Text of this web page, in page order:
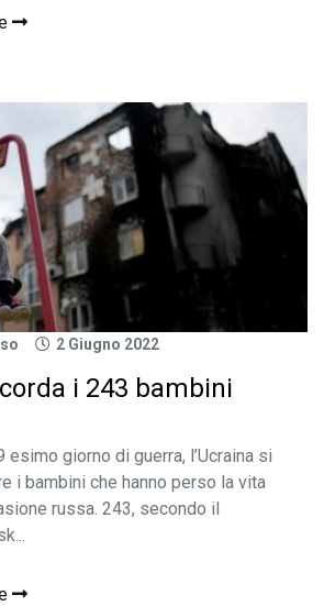
2 Giugno 2022
i 243 bambini
esimo giorno di guerra, l’Ucraina si
i bambini che hanno perso la vita
russa. 243, secondo il